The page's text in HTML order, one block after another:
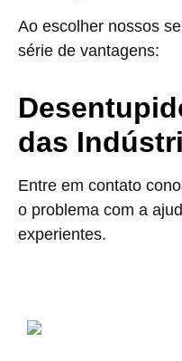
Ao escolher nossos
série de vantagens:
das
Entre em contato
o problema com a
experientes.